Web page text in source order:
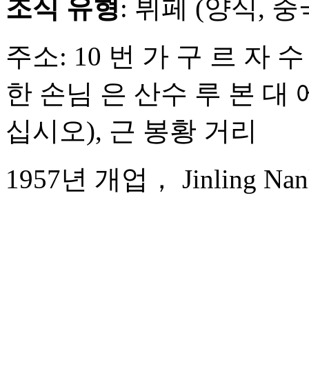
조식 유형: 뷔페 (양식, 중
주소: 10 번 가 구 르 자
한 손님 은 산수 루 본 대
십시오), 근 봉황 거리
1957년 개업， Jinling